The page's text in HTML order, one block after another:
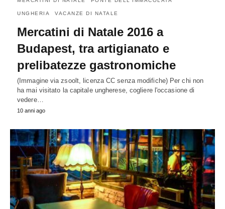
UNGHERIA VACANZE DI NATALE
Mercatini di Natale 2016 a
Budapest, tra artigianato e
prelibatezze gastronomiche
(Immagine via zsoolt, licenza CC senza modifiche) Per chi non
ha mai visitato la capitale ungherese, cogliere l'occasione di
vedere…
10 anni ago